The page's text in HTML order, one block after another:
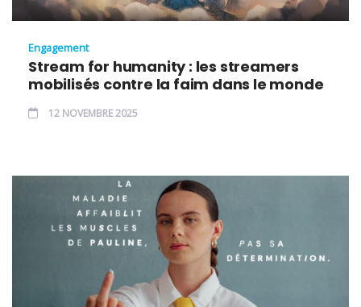
Engagement
Stream for humanity : les streamers
mobilisés contre la faim dans le monde
12 NOVEMBRE 2025